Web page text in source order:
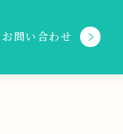
お問い合わせ